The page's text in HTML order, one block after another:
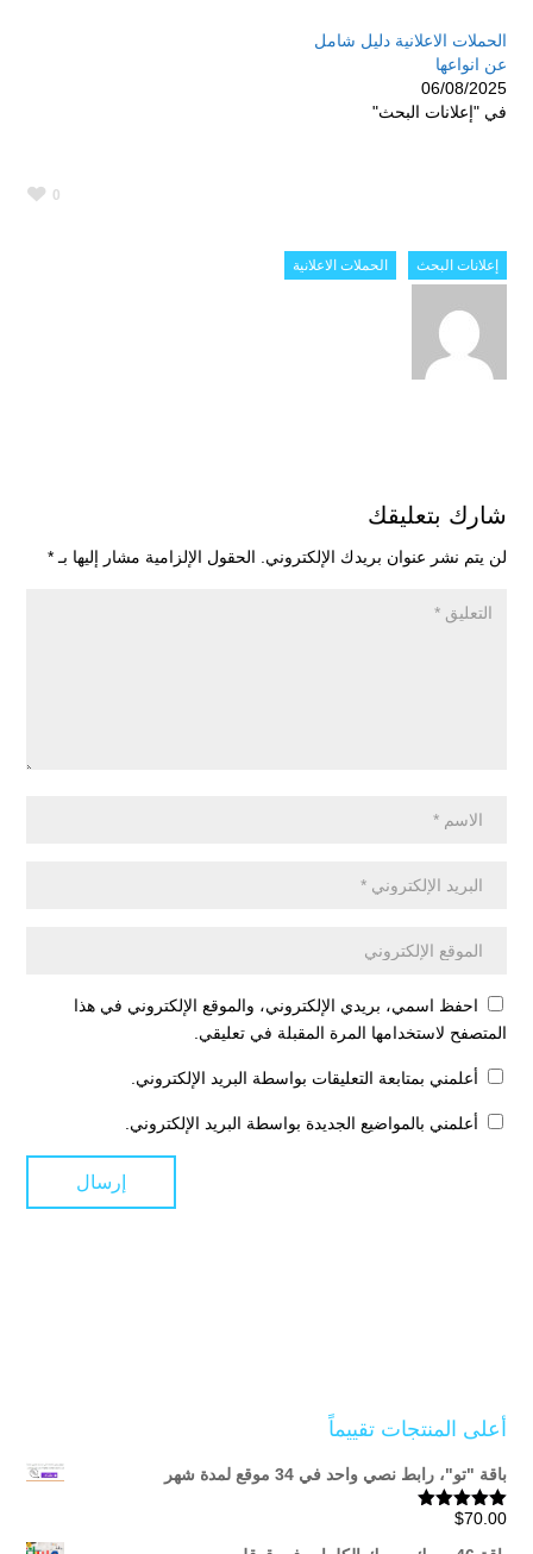
الحملات الاعلانية دليل شامل
عن انواعها
06/08/2025
في "إعلانات البحث"
0
إعلانات البحث الحملات الاعلانية
شارك بتعليقك
لن يتم نشر عنوان بريدك الإلكتروني. الحقول الإلزامية مشار إليها بـ *
احفظ اسمي، بريدي الإلكتروني، والموقع الإلكتروني في هذا
المتصفح لاستخدامها المرة المقبلة في تعليقي.
أعلمني بمتابعة التعليقات بواسطة البريد الإلكتروني.
أعلمني بالمواضيع الجديدة بواسطة البريد الإلكتروني.
أعلى المنتجات تقييماً
باقة "تو"، رابط نصي واحد في 34 موقع لمدة شهر
تم التقييم
$70.00